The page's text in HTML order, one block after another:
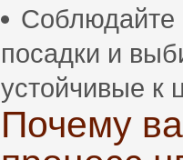
Соблюдайте
посадки и
устойчивые к
Почему